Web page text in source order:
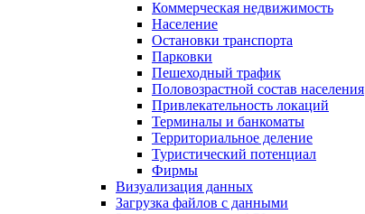
Коммерческая недвижимость
Население
Остановки транспорта
Парковки
Пешеходный трафик
Половозрастной состав населения
Привлекательность локаций
Терминалы и банкоматы
Территориальное деление
Туристический потенциал
Фирмы
Визуализация данных
Загрузка файлов с данными